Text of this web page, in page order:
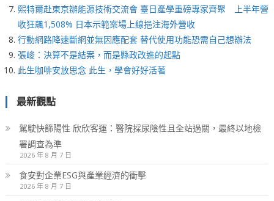
熙特爾赴東京辦能源技術交流會 臺日產學重磅專家齊聚 上半年營
收狂飆1,508% 日本示範案場上線挹注海外營收
行動網路降速斷網並無因應配套 替代使用功能恐需自己想辦法
張峻：決算不是結案，而是縣政改進的起點
此生咖啡安放思念 此生，學會好好活著
最新觀點
駕駛快篩陽性 欣欣客運：醫院採尿陰性且全站過關，最終以地檢
署調查為準
2026 年 8 月 7 日
食安對企業ESG與產業經濟的衝擊
2026 年 8 月 7 日